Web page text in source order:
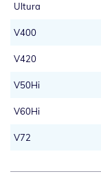
Ultura
V400
V420
V50Hi
V60Hi
V72